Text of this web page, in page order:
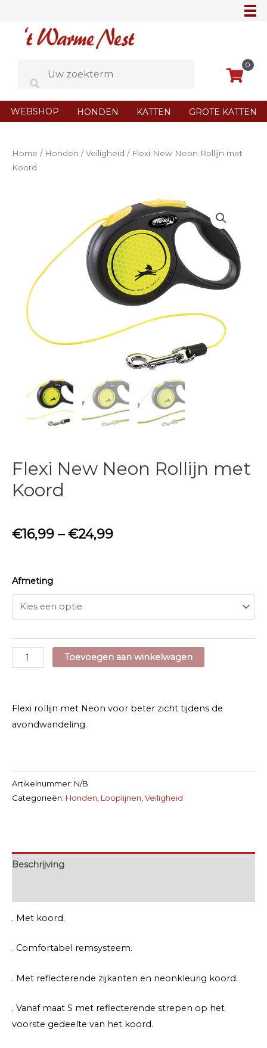
0
WEBSHOP HONDEN KATTEN GROTE KATTEN
Home / Honden /Veiligheid / Flexi New Neon Rollijn met
Koord
Flexi New Neon Rollijn met
Koord
€16,99 –€24,99
Afmeting
Flexi
New
Rollijn
Toevoegen aan winkelwagen
Flexi rollijn met Neon voor beter zicht tijdens de
avondwandeling.
Artikelnummer: N/B
Categorieën: Honden Looplijnen Veiligheid
Beschrijving
. Met koord.
. Comfortabel remsysteem.
. Met reflecterende zijkanten en neonkleurig koord.
. Vanaf maat S met reflecterende strepen op het
voorste gedeelte van het koord.